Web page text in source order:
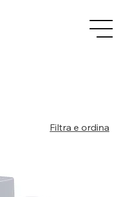
Filtra e ordina